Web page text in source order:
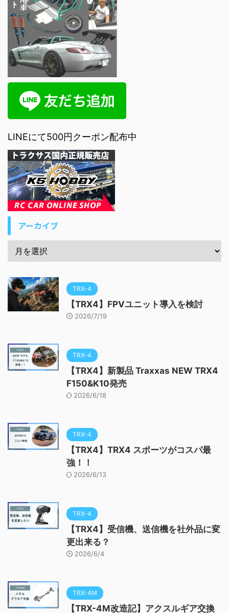
LINEにて500円クーポン配布中
アーカイブ
TRX-4
【TRX4】FPVユニット導入を検討
2026/7/19
TRX-4
【TRX4】新製品 Traxxas NEW TRX4
F150&K10発売
2026/6/18
TRX-4
【TRX4】TRX4 スポーツがコスパ最
強！！
2026/6/13
TRX-4
【TRX4】受信機、送信機を社外品に変
更出来る？
2026/6/4
TRX-4M
【TRX-4M改造記】アクスルギア交換